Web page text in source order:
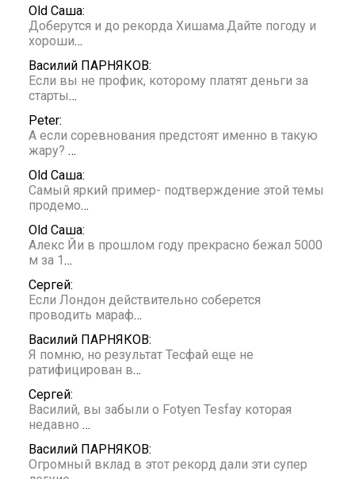
Old Саша:
Доберутся и до рекорда Хишама.Дайте погоду и
хороши…
Василий ПАРНЯКОВ:
Если вы не профик, которому платят деньги за
старты…
Peter:
А если соревнования предстоят именно в такую
жару? …
Old Саша:
Самый яркий пример- подтверждение этой темы
продемо…
Old Саша:
Алекс Йи в прошлом году прекрасно бежал 5000
м за 1 …
Сергей:
Если Лондон действительно соберется
проводить мараф…
Василий ПАРНЯКОВ:
Я помню, но результат Тесфай еще не
ратифицирован в…
Сергей:
Василий, вы забыли о Fotyen Tesfay которая
недавно …
Василий ПАРНЯКОВ:
Огромный вклад в этот рекорд дали эти супер